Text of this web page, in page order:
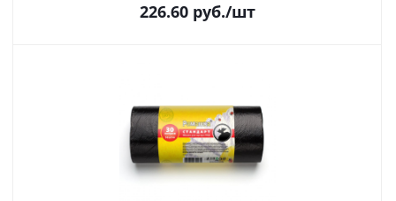
226.60 руб./шт